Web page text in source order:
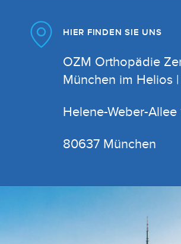
HIER FINDEN SIE UNS
OZM Orthopädie
München im Helios
Helene-Weber-Allee
80637 München